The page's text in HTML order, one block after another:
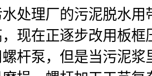
处理厂的污泥脱水
现在正逐步改用板
杆泵，但是当污泥